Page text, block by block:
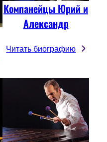
Компанейцы Юрий и
Александр
Читать биографию